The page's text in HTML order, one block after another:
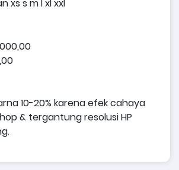
xs s m l xl xxl
10-20% karena efek cahaya
& tergantung resolusi HP